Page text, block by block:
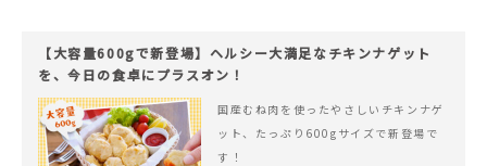
【大容量600gで新登場】ヘルシー大満足なチキンナゲット
を、今日の食卓にプラスオン！
国産むね肉を使ったやさしいチキンナゲ
ット、たっぷり600gサイズで新登場で
す！